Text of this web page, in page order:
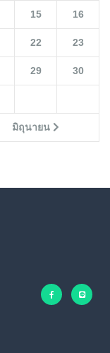
มิถุนายน
15 16
22 23
29 30